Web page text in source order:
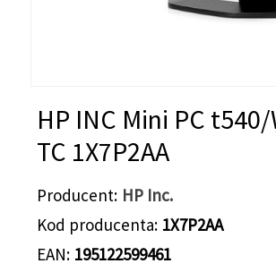
HP INC Mini PC
TC 1X7P2AA
Producent HP Inc.
Kod producenta 1X7P2AA
EAN 195122599461